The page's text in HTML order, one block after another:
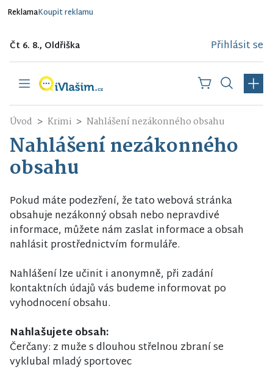
ReklamaKoupit reklamu
Čt 6. 8., Oldřiška Přihlásit se
Úvod Krimi Nahlášení nezákonného obsahu
Nahlášení nezákonného
obsahu
Pokud máte podezření, že tato webová stránka
obsahuje nezákonný obsah nebo nepravdivé
informace, můžete nám zaslat informace a obsah
nahlásit prostřednictvím formuláře.
Nahlášení lze učinit i anonymně, při zadání
kontaktních údajů vás budeme informovat po
vyhodnocení obsahu.
Nahlašujete obsah:
Čerčany: z muže s dlouhou střelnou zbraní se
vyklubal mladý sportovec